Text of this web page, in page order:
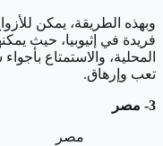
وبهذه الطريقة، يمكن
فريدة في إثيوبيا، حيث
المحلية، والاستمتاع
تعب وإرهاق.
3- مصر
مصر